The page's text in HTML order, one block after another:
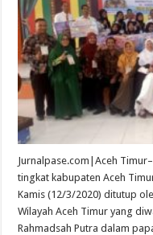
Jurnalpase.com|Aceh
tingkat kabupaten Aceh
Kamis (12/3/2020) ditutup
Wilayah Aceh Timur yang
Rahmadsah Putra dalam